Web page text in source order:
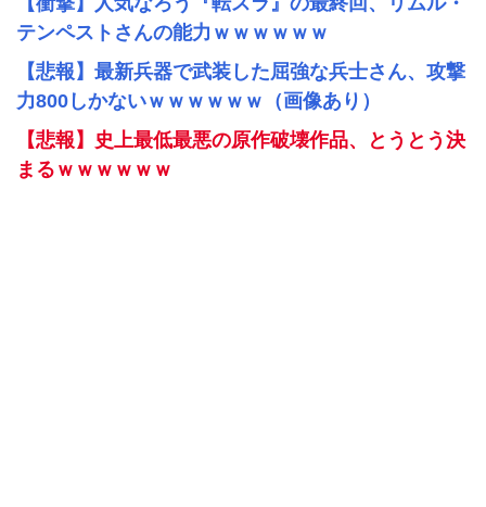
テンペストさんの能力ｗｗｗｗｗｗ
【悲報】最新兵器で武装した屈強な兵士さん、攻撃
力800しかないｗｗｗｗｗｗ（画像あり）
【悲報】史上最低最悪の原作破壊作品、とうとう決
まるｗｗｗｗｗｗ